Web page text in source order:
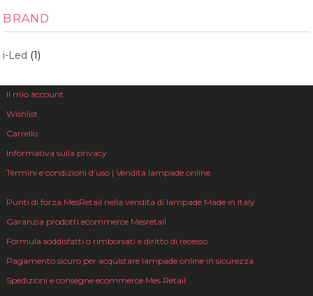
BRAND
i-Led (1)
Il mio account
Wishlist
Carrello
Informativa sulla privacy
Termini e condizioni d’uso | Vendita lampade online
Punti di forza MesRetail nella vendita di lampade Made in Italy
Garanzia prodotti ecommerce Mesretail
Formula soddisfatti o rimborsati e diritto di recesso
Pagamento sicuro per acquistare lampade online in sicurezza
Spedizioni e consegne ecommerce Mes Retail